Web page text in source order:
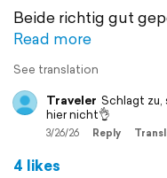
Beide richtig gut
Read more
See translation
Traveler Schlagt zu,
hier nicht👌
3/26/26 Reply
4 likes